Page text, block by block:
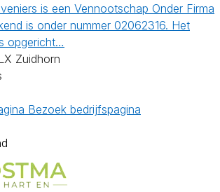
is een Vennootschap Onder Firma
is onder nummer 02062316. Het
opgericht…
Zuidhorn
Bezoek bedrijfspagina